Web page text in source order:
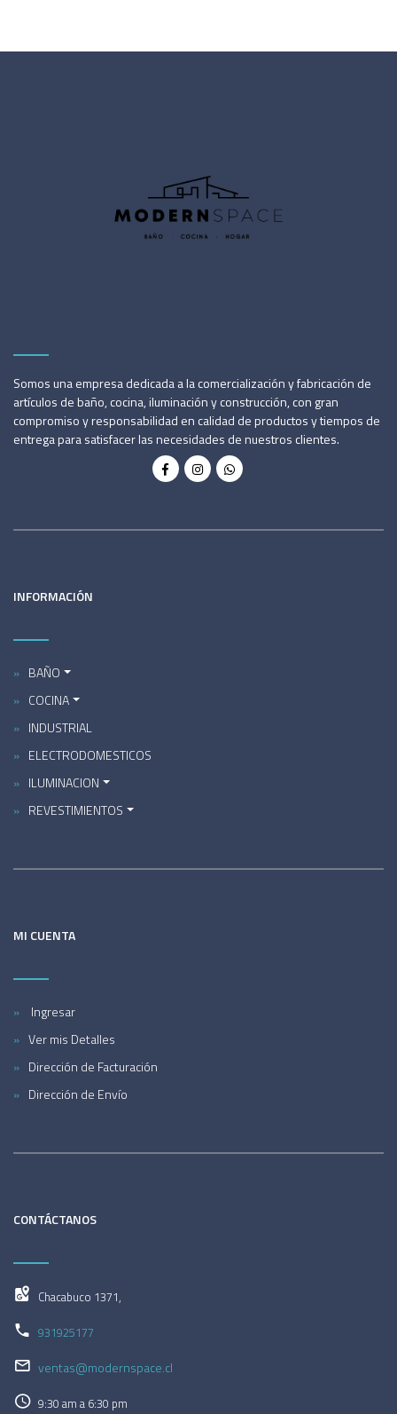
Somos una empresa dedicada a la comercialización y fabricación de
artículos de baño, cocina, iluminación y construcción, con gran
compromiso y responsabilidad en calidad de productos y tiempos de
entrega para satisfacer las necesidades de nuestros clientes.
INFORMACIÓN
BAÑO
COCINA
INDUSTRIAL
ELECTRODOMESTICOS
ILUMINACION
REVESTIMIENTOS
MI CUENTA
Ingresar
Ver mis Detalles
Dirección de Facturación
Dirección de Envío
CONTÁCTANOS
Chacabuco 1371,
931925177
ventas@modernspace.cl
9:30 am a 6:30 pm